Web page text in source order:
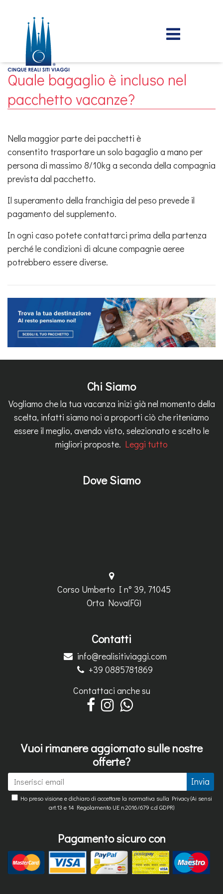
Quale bagaglio è incluso nel
pacchetto vacanze?
Nella maggior parte dei pacchetti è
consentito trasportare un solo bagaglio a mano per
persona di massimo 8/10kg a seconda della compagnia
prevista dal pacchetto.
Il superamento della franchigia del peso prevede il
pagamento del supplemento.
In ogni caso potete contattarci prima della partenza
perché le condizioni di alcune compagnie aeree
potrebbero essere diverse.
Chi Siamo
Vogliamo che la tua vacanza inizi già nel momento della
scelta, infatti siamo noi a proporti ciò che riteniamo
essere il meglio, avendo visto, selezionato e scelto le
migliori proposte. Leggi tutto
Dove Siamo
Corso Umberto I n° 39, 71045
Orta Nova(FG)
Contatti
info@realisitiviaggi.com
+39 0885781869
Contattaci anche su
Vuoi rimanere aggiornato sulle nostre
offerte?
Invia
Ho preso visione e dichiaro di accettare la normativa sulla Privacy (Ai sensi
art.13 e 14 Regolamento UE n.2016/679 c.d GDPR)
Pagamento sicuro con